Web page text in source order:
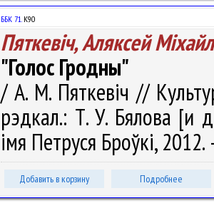
ББК 71.К90
Пяткевіч, Аляксей
"Голос Гродны"
/ А. М. Пяткевіч //
рэдкал.: Т. У. Бялова [и
імя Петруся Броўкі,
Добавить в корзину Подробнее